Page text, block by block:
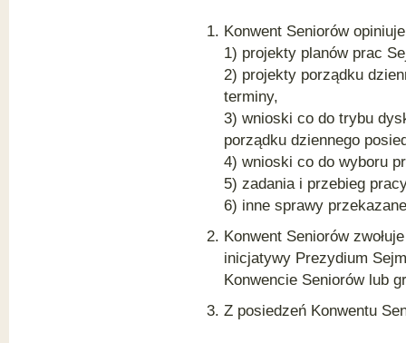
Konwent Seniorów
1) projekty planów prac
2) projekty porządku
terminy,
3) wnioski co do trybu
porządku dziennego
4) wnioski co do wyboru
5) zadania i przebieg
6) inne sprawy
Konwent Seniorów
inicjatywy Prezydium
Konwencie Seniorów lub
Z posiedzeń Konwentu